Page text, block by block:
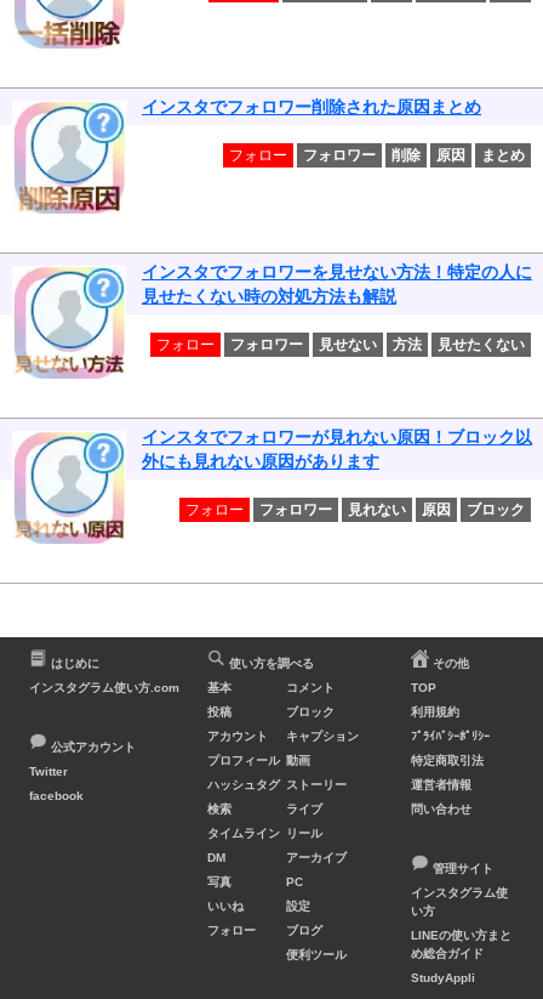
インスタでフォロワー削除された原因まとめ
フォロー フォロワー 削除 原因 まとめ
インスタでフォロワーを見せない方法！特定の人に
見せたくない時の対処方法も解説
フォロー フォロワー 見せない 方法 見せたくない
インスタでフォロワーが見れない原因！ブロック以
外にも見れない原因があります
フォロー フォロワー 見れない 原因 ブロック
はじめに
インスタグラム使い方.com
公式アカウント
Twitter
facebook
使い方を調べる
基本
投稿
アカウント
プロフィール
ハッシュタグ
検索
タイムライン
DM
写真
いいね
フォロー
コメント
ブロック
キャプション
動画
ストーリー
ライブ
リール
アーカイブ
PC
設定
ブログ
便利ツール
その他
TOP
利用規約
ﾌﾟﾗｲﾊﾞｼｰﾎﾟﾘｼｰ
特定商取引法
運営者情報
問い合わせ
管理サイト
インスタグラム使
い方
LINEの使い方まと
め総合ガイド
StudyAppli